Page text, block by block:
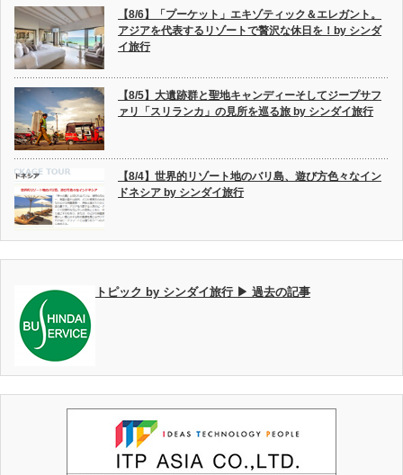
【8/6】「プーケット」エキゾティック＆エレガント。
アジアを代表するリゾートで贅沢な休日を！by シンダ
イ旅行
【8/5】大遺跡群と聖地キャンディーそしてジープサフ
ァリ「スリランカ」の見所を巡る旅 by シンダイ旅行
【8/4】世界的リゾート地のバリ島、遊び方色々なイン
ドネシア by シンダイ旅行
トピック by シンダイ旅行 ▶ 過去の記事